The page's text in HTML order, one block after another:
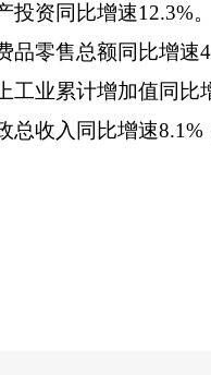
投资同比增速12.3%。
品零售总额同比增速
工业累计增加值同比
总收入同比增速8.1%